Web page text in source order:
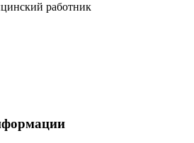
работник